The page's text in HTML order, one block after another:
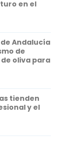
en el
Andalucía
de
oliva para
tienden
y el